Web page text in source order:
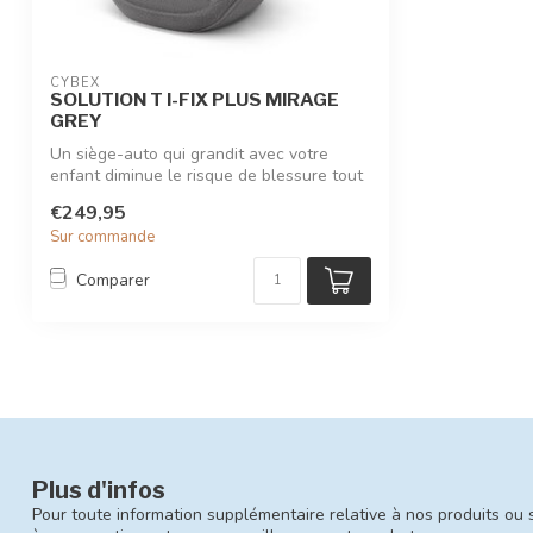
CYBEX
SOLUTION T I-FIX PLUS MIRAGE
GREY
Un siège-auto qui grandit avec votre
enfant diminue le risque de blessure tout
€249,95
Sur commande
Comparer
Plus d'infos
Pour toute information supplémentaire relative à nos produits ou